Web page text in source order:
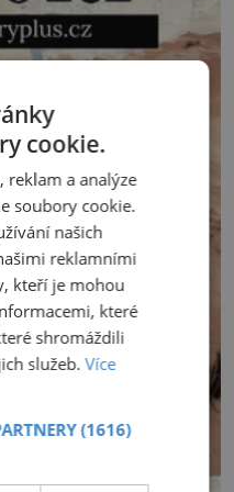
polárního kruhu
cookie.
reklam a analýze
soubory cookie.
našich
reklamními
kteří je mohou
které
shromáždili
služeb.Více
(1616)